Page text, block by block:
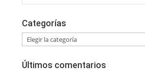
Categorías
Categorías
Últimos comentarios